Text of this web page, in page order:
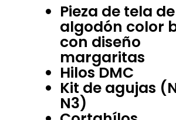
Pieza de tela de
algodón color
con diseño
margaritas
Hilos DMC
Kit de agujas
N3)